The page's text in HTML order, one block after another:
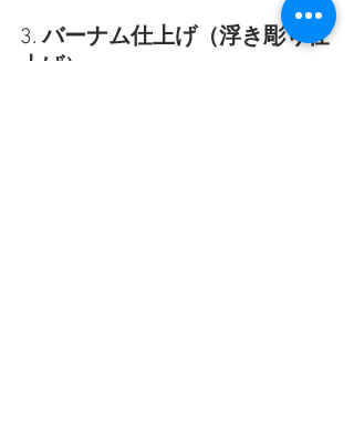
3. バーナム仕上げ（浮き彫り仕
上げ）